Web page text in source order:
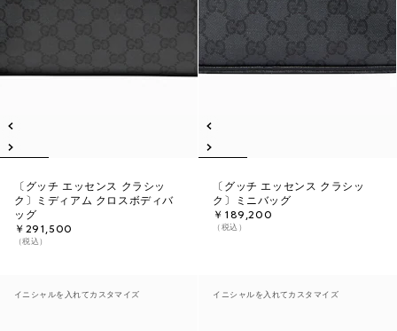
〔グッチ エッセンス クラシッ
ク〕ミディアム クロスボディバ
ッグ
￥291,500
（税込）
〔グッチ エッセンス クラシッ
ク〕ミニバッグ
￥189,200
（税込）
イニシャルを入れてカスタマイズ イニシャルを入れてカスタマイズ